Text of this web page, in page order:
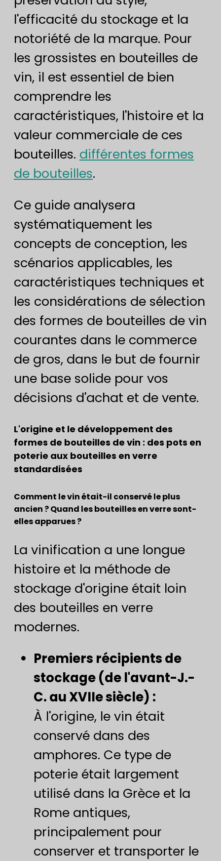
l'efficacité du stockage et la
notoriété de la marque. Pour
les grossistes en bouteilles de
vin, il est essentiel de bien
comprendre les
caractéristiques, l'histoire et la
valeur commerciale de ces
bouteilles. différentes formes
de bouteilles.
Ce guide analysera
systématiquement les
concepts de conception, les
scénarios applicables, les
caractéristiques techniques et
les considérations de sélection
des formes de bouteilles de vin
courantes dans le commerce
de gros, dans le but de fournir
une base solide pour vos
décisions d'achat et de vente.
L'origine et le développement des
formes de bouteilles de vin : des pots en
poterie aux bouteilles en verre
standardisées
Comment le vin était-il conservé le plus
ancien ? Quand les bouteilles en verre sont-
elles apparues ?
La vinification a une longue
histoire et la méthode de
stockage d'origine était loin
des bouteilles en verre
modernes.
​Premiers récipients de
stockage (de l'avant-J.-
C. au XVIIe siècle) :
À l'origine, le vin était
conservé dans des
amphores. Ce type de
poterie était largement
utilisé dans la Grèce et la
Rome antiques,
principalement pour
conserver et transporter le